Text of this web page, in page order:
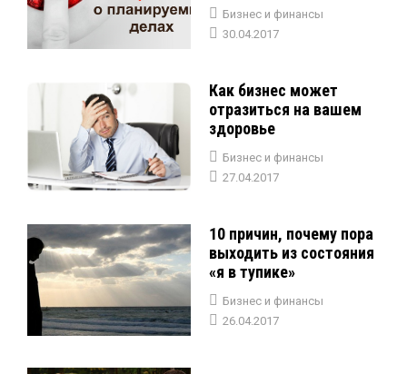
Бизнес и финансы
30.04.2017
Как бизнес может
отразиться на вашем
здоровье
Бизнес и финансы
27.04.2017
10 причин, почему пора
выходить из состояния
«я в тупике»
Бизнес и финансы
26.04.2017